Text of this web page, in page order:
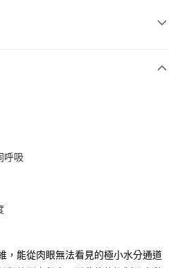
永豐商業銀行
呼吸
，能從肉眼無法看見的極小水分通道